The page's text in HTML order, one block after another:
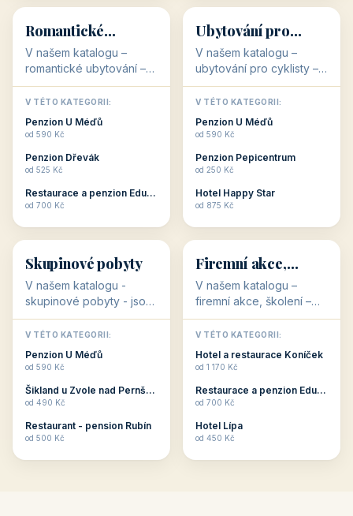
💕
Romantické
ubytování
V našem katalogu –
romantické ubytování –
jsou pro Vás připraveny
objekty, které svojí
stavbou, polohou anebo
zaměřením nabízí
Romantické ...
V TÉTO KATEGORII:
Penzion U Méďů
od 590 Kč
Penzion Dřevák
od 525 Kč
Restaurace a penzion Eduard
od 700 Kč
🚴 32 objektů
Ubytování pro
cyklisty
V našem katalogu –
ubytování pro cyklisty –
jsou pro Vás připraveny
objekty, které jsou na
milovníky cykloturistiky
připraveny. Většinou mají
V TÉTO KATEGORII:
Penzion U Méďů
od 590 Kč
Penzion Pepicentrum
od 250 Kč
Hotel Happy Star
od 875 Kč
👥
👥
32 objektů
Skupinové pobyty
V našem katalogu -
skupinové pobyty - jsou
pro Vás připraveny
objekty, které nabízí
ubytování skupin v
penzionech, hotelích a
Budete překva...
V TÉTO KATEGORII:
Penzion U Méďů
od 590 Kč
Šikland u Zvole nad Pernštejnem
od 490 Kč
Restaurant - pension Rubín
od 500 Kč
💼
💼
31 objektů
Firemní akce,
školení
V našem katalogu –
firemní akce, školení –
jsou pro Vás připraveny
objekty, které mají
zkušenosti pořádat i
menší firemní akce a
ob...
V TÉTO KATEGORII:
Hotel a restaurace Koníček
od 1 170 Kč
Restaurace a penzion Eduard
od 700 Kč
Hotel Lípa
od 450 Kč